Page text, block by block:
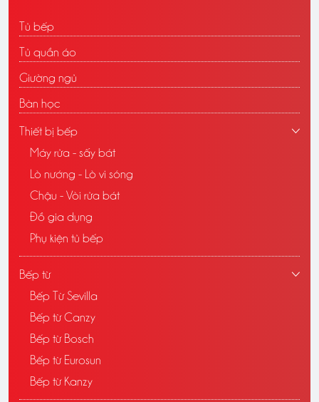
Tủ bếp
Tủ quần áo
Giường ngủ
Bàn học
Thiết bị bếp
Máy rửa - sấy bát
Lò nướng - Lò vi sóng
Chậu - Vòi rửa bát
Đồ gia dụng
Phụ kiện tủ bếp
Bếp từ
Bếp Từ Sevilla
Bếp từ Canzy
Bếp từ Bosch
Bếp từ Eurosun
Bếp từ Kanzy